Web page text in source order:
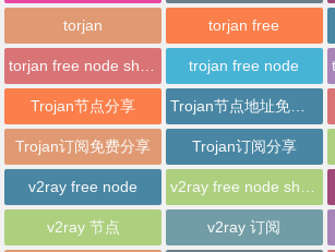
torjan torjan free
trojan free node
Trojan节点分享
Trojan订阅免费分享 Trojan订阅分享
v2ray free node
v2ray 节点 v2ray 订阅